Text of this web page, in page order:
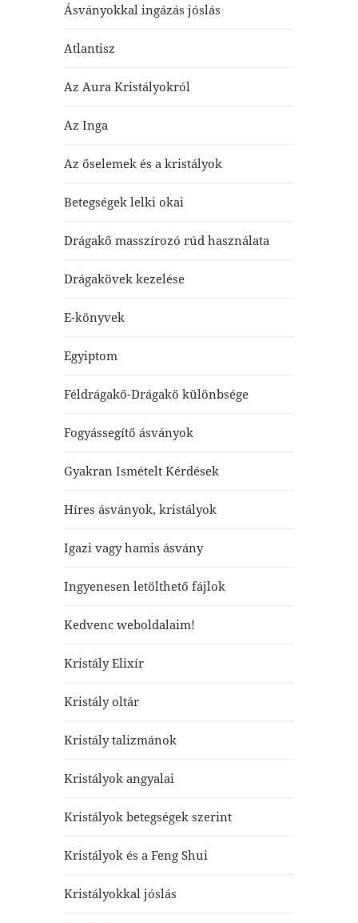
Ásványokkal ingázás jóslás
Atlantisz
Az Aura Kristályokról
Az Inga
Az őselemek és a kristályok
Betegségek lelki okai
Drágakő masszírozó rúd használata
Drágakövek kezelése
E-könyvek
Egyiptom
Féldrágakő-Drágakő különbsége
Fogyássegítő ásványok
Gyakran Ismételt Kérdések
Híres ásványok, kristályok
Igazi vagy hamis ásvány
Ingyenesen letölthető fájlok
Kedvenc weboldalaim!
Kristály Elixír
Kristály oltár
Kristály talizmánok
Kristályok angyalai
Kristályok betegségek szerint
Kristályok és a Feng Shui
Kristályokkal jóslás